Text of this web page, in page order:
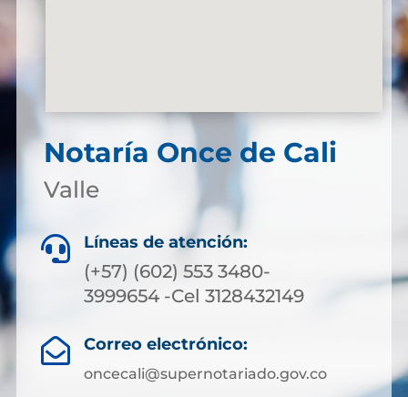
Notaría Once de Cali
Valle
 Líneas de atención:
(+57) (602) 553 3480-
3999654 -Cel 3128432149
 Correo electrónico:
oncecali@supernotariado.gov.co